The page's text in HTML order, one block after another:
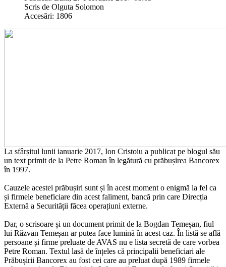
Scris de Olguta Solomon
Accesări: 1806
La sfârșitul lunii ianuarie 2017, Ion Cristoiu a publicat pe blogul său
un text primit de la Petre Roman în legătură cu prăbușirea Bancorex
în 1997.
Cauzele acestei prăbușiri sunt și în acest moment o enigmă la fel ca
și firmele beneficiare din acest faliment, bancă prin care Direcția
Externă a Securității făcea operațiuni externe.
Dar, o scrisoare și un document primit de la Bogdan Temeșan, fiul
lui Răzvan Temeșan ar putea face lumină în acest caz. În listă se află
persoane și firme preluate de AVAS nu e lista secretă de care vorbea
Petre Roman. Textul lasă de înțeles că principalii beneficiari ale
Prăbușirii Bancorex au fost cei care au preluat după 1989 firmele